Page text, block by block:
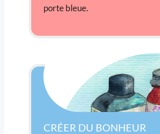
porte bleue.
CRÉER DU BONHEUR